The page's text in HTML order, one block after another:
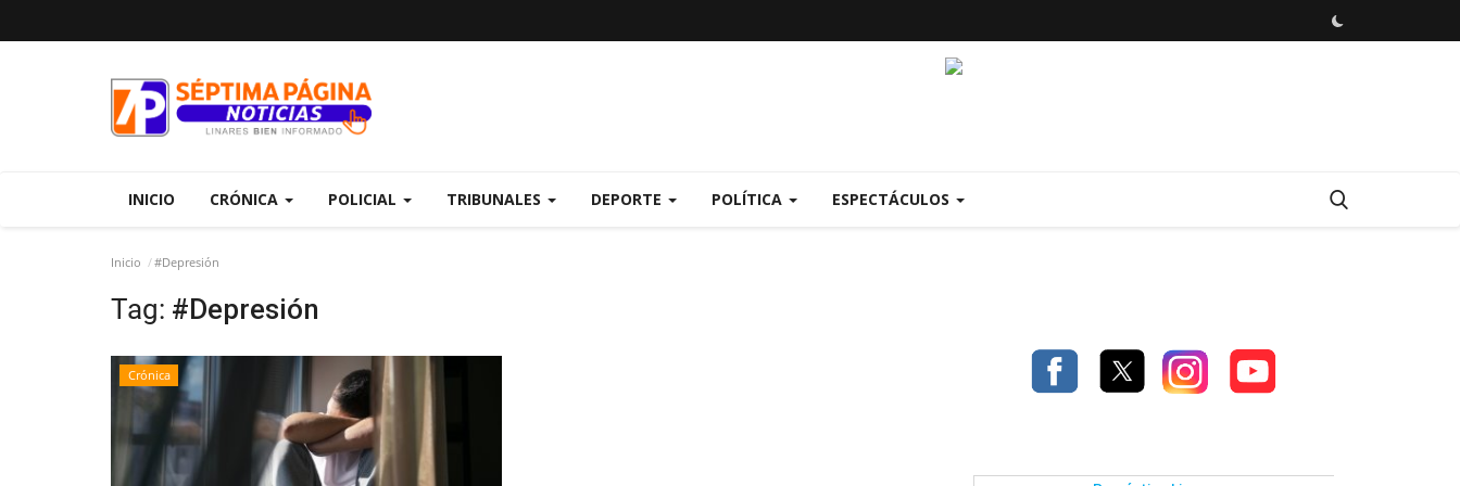
INICIO CRÓNICA POLICIAL TRIBUNALES DEPORTE POLÍTICA ESPECTÁCULOS
Inicio #Depresión
Tag: #Depresión
Crónica